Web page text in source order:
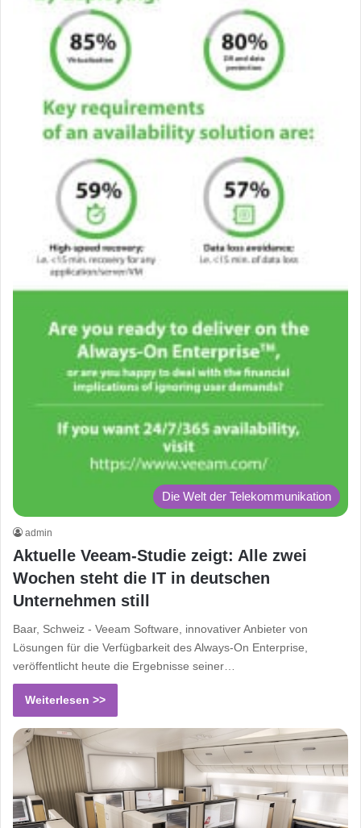
Die Welt der Telekommunikation
admin
Aktuelle Veeam-Studie zeigt: Alle zwei
Wochen steht die IT in deutschen
Unternehmen still
Baar, Schweiz - Veeam Software, innovativer Anbieter von
Lösungen für die Verfügbarkeit des Always-On Enterprise,
veröffentlicht heute die Ergebnisse seiner…
Weiterlesen >>